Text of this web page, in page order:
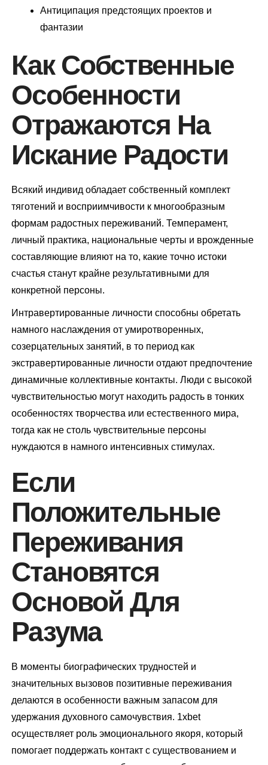
Антиципация предстоящих проектов и
фантазии
Как Собственные
Особенности
Отражаются На
Искание Радости
Всякий индивид обладает собственный комплект
тяготений и восприимчивости к многообразным
формам радостных переживаний. Темперамент,
личный практика, национальные черты и врожденные
составляющие влияют на то, какие точно истоки
счастья станут крайне результативными для
конкретной персоны.
Интравертированные личности способны обретать
намного наслаждения от умиротворенных,
созерцательных занятий, в то период как
экстравертированные личности отдают предпочтение
динамичные коллективные контакты. Люди с высокой
чувствительностью могут находить радость в тонких
особенностях творчества или естественного мира,
тогда как не столь чувствительные персоны
нуждаются в намного интенсивных стимулах.
Если
Положительные
Переживания
Становятся
Основой Для
Разума
В моменты биографических трудностей и
значительных вызовов позитивные переживания
делаются в особенности важным запасом для
удержания духовного самочувствия. 1xbet
осуществляет роль эмоционального якоря, который
помогает поддержать контакт с существованием и